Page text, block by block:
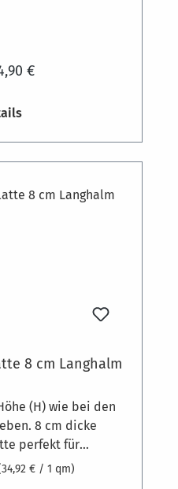
am Mauerwerk oder
Bedarf ca. 7
€
8 cm Langhalm
(H) wie bei den
8 cm dicke
perfekt für
Schalungen (z.B.
€ / 1 qm)